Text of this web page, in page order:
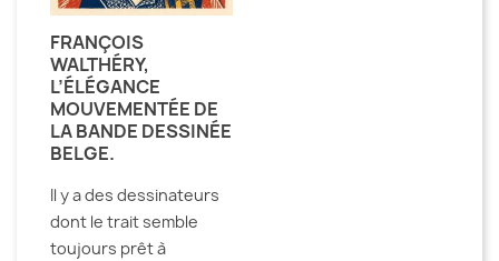
FRANÇOIS
WALTHÉRY,
L’ÉLÉGANCE
MOUVEMENTÉE DE
LA BANDE DESSINÉE
BELGE.
Il y a des dessinateurs
dont le trait semble
toujours prêt à